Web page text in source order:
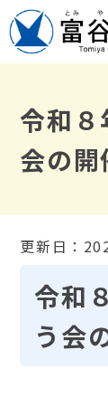
令和８
会の開
更新日：
令和
う会